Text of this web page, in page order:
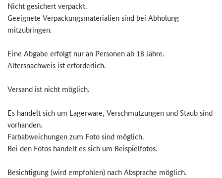
Nicht gesichert verpackt.
Geeignete Verpackungsmaterialien sind bei Abholung
mitzubringen.
Eine Abgabe erfolgt nur an Personen ab 18 Jahre.
Altersnachweis ist erforderlich.
Versand ist nicht möglich.
Es handelt sich um Lagerware, Verschmutzungen und Staub sind
vorhanden.
Farbabweichungen zum Foto sind möglich.
Bei den Fotos handelt es sich um Beispielfotos.
Besichtigung (wird empfohlen) nach Absprache möglich.